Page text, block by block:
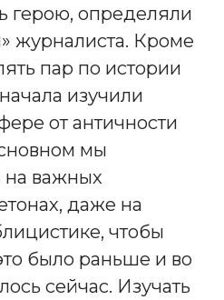
герою, определяли
журналиста. Кроме
пар по истории
изучили
от античности
мы
на важных
даже на
чтобы
было раньше и во
сейчас. Изучать